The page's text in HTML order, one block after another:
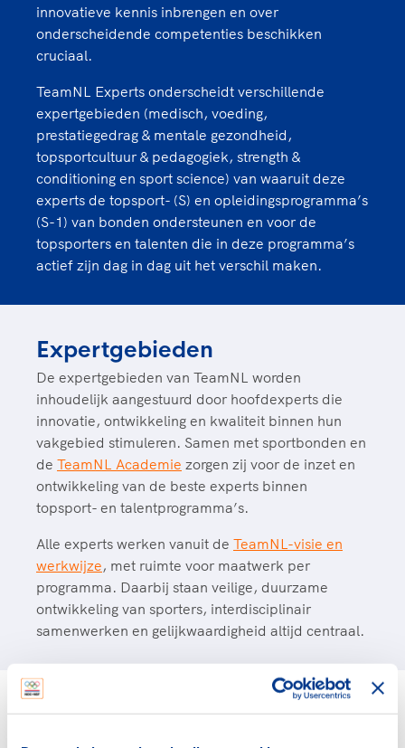
innovatieve kennis inbrengen en over
onderscheidende competenties beschikken
cruciaal.
TeamNL Experts onderscheidt verschillende
expertgebieden (medisch, voeding,
prestatiegedrag & mentale gezondheid,
topsportcultuur & pedagogiek, strength &
conditioning en sport science) van waaruit deze
experts de topsport- (S) en opleidingsprogramma’s
(S-1) van bonden ondersteunen en voor de
topsporters en talenten die in deze programma’s
actief zijn dag in dag uit het verschil maken.
Expertgebieden
De expertgebieden van TeamNL worden
inhoudelijk aangestuurd door hoofdexperts die
innovatie, ontwikkeling en kwaliteit binnen hun
vakgebied stimuleren. Samen met sportbonden en
de TeamNL Academie zorgen zij voor de inzet en
ontwikkeling van de beste experts binnen
topsport- en talentprogramma’s.
Alle experts werken vanuit de TeamNL-visie en
werkwijze, met ruimte voor maatwerk per
programma. Daarbij staan veilige, duurzame
ontwikkeling van sporters, interdisciplinair
samenwerken en gelijkwaardigheid altijd centraal.